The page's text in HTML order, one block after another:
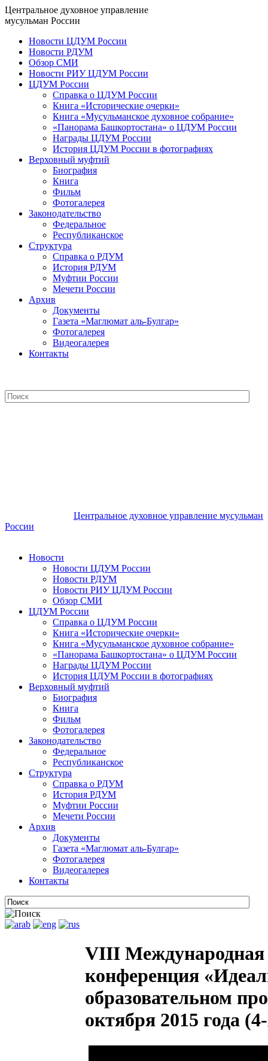
Центральное духовное управление
мусульман России
Новости ЦДУМ России
Новости РДУМ
Обзор СМИ
Новости РИУ ЦДУМ России
ЦДУМ России
Справка о ЦДУМ России
Книга «Исторические очерки»
Книга «Мусульманское духовное собрание»
«Панорама Башкортостана» о ЦДУМ России
Награды ЦДУМ России
История ЦДУМ России в фотографиях
Верховный муфтий
Биография
Книга
Фильм
Фотогалерея
Законодательство
Федеральное
Республиканское
Структура
Справка о РДУМ
История РДУМ
Муфтии России
Мечети России
Архив
Документы
Газета «Маглюмат аль-Булгар»
Фотогалерея
Видеогалерея
Контакты
Центральное духовное управление мусульман
России
Новости
Новости ЦДУМ России
Новости РДУМ
Новости РИУ ЦДУМ России
Обзор СМИ
ЦДУМ России
Справка о ЦДУМ России
Книга «Исторические очерки»
Книга «Мусульманское духовное собрание»
«Панорама Башкортостана» о ЦДУМ России
Награды ЦДУМ России
История ЦДУМ России в фотографиях
Верховный муфтий
Биография
Книга
Фильм
Фотогалерея
Законодательство
Федеральное
Республиканское
Структура
Справка о РДУМ
История РДУМ
Муфтии России
Мечети России
Архив
Документы
Газета «Маглюмат аль-Булгар»
Фотогалерея
Видеогалерея
Контакты
VIII Международная
конференция
образовательном
октября 2015 года